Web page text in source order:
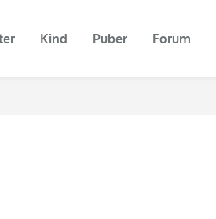
Kind Puber Forum